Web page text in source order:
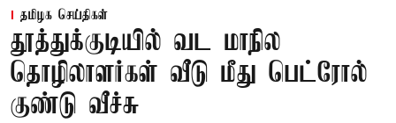
தமிழக செய்திகள்
தூத்துக்குடியில் வட மாநில
தொழிலாளர்கள் வீடு மீது பெட்ரோல்
குண்டு வீச்சு